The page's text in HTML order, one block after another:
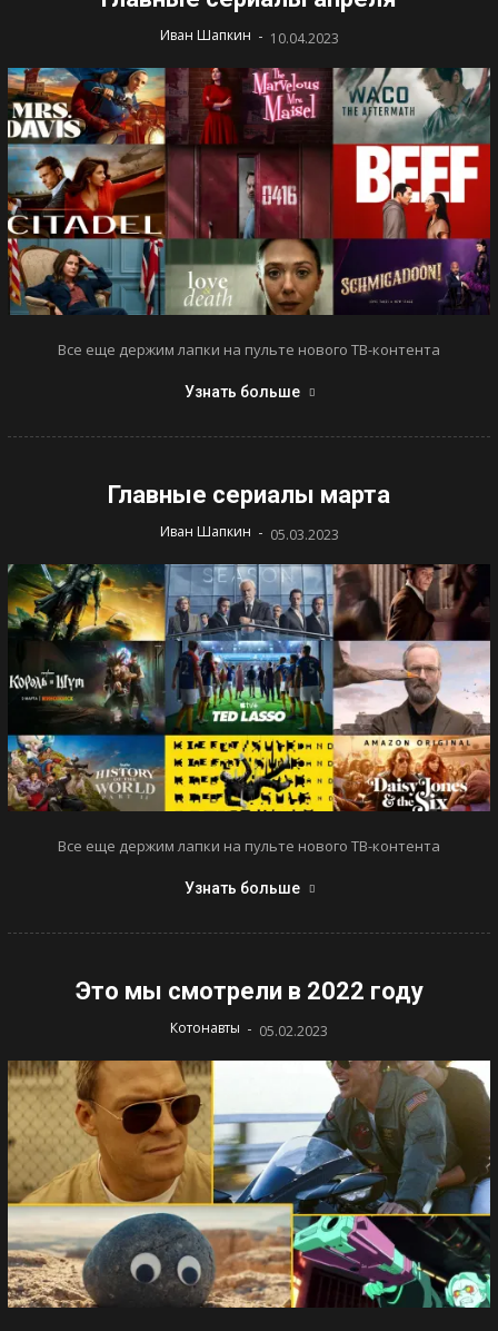
Иван Шапкин - 10.04.2023
Все еще держим лапки на пульте нового ТВ-контента
Узнать больше
Главные сериалы марта
Иван Шапкин - 05.03.2023
Все еще держим лапки на пульте нового ТВ-контента
Узнать больше
Это мы смотрели в 2022 году
Котонавты - 05.02.2023